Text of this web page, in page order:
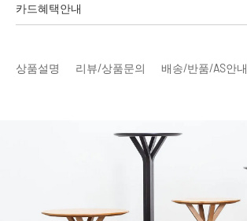
카드혜택안내
상품설명 리뷰/상품문의 배송/반품/AS안내